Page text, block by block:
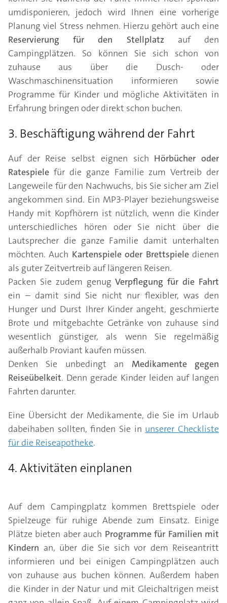
umdisponieren, jedoch wird Ihnen eine vorherige
Planung viel Stress nehmen. Hierzu gehört auch eine
Reservierung für den Stellplatz auf den
Campingplätzen. So können Sie sich schon von
zuhause aus über die Dusch- oder
Waschmaschinensituation informieren sowie
Programme für Kinder und mögliche Aktivitäten in
Erfahrung bringen oder direkt schon buchen.
3. Beschäftigung während der Fahrt
Auf der Reise selbst eignen sich Hörbücher oder
Ratespiele für die ganze Familie zum Vertreib der
Langeweile für den Nachwuchs, bis Sie sicher am Ziel
angekommen sind. Ein MP3-Player beziehungsweise
Handy mit Kopfhörern ist nützlich, wenn die Kinder
unterschiedliches hören oder Sie nicht über die
Lautsprecher die ganze Familie damit unterhalten
möchten. Auch Kartenspiele oder Brettspieledienen
als guter Zeitvertreib auf längeren Reisen.
Packen Sie zudem genugVerpflegung für die Fahrt
ein – damit sind Sie nicht nur flexibler, was den
Hunger und Durst Ihrer Kinder angeht, geschmierte
Brote und mitgebachte Getränke von zuhause sind
wesentlich günstiger, als wenn Sie regelmäßig
außerhalb Proviant kaufen müssen.
Denken Sie unbedingt an Medikamente gegen
Reiseübelkeit. Denn gerade Kinder leiden auf langen
Fahrten darunter.
Eine Übersicht der Medikamente, die Sie im Urlaub
dabeihaben sollten, finden Sie in unserer Checkliste
für die Reiseapotheke.
4. Aktivitäten einplanen
Auf dem Campingplatz kommen Brettspiele oder
Spielzeuge für ruhige Abende zum Einsatz. Einige
Plätze bieten aber auch Programme für Familien mit
Kindern an, über die Sie sich vor dem Reiseantritt
informieren und bei einigen Campingplätzen auch
von zuhause aus buchen können. Außerdem haben
die Kinder in der Natur und mit Gleichaltrigen meist